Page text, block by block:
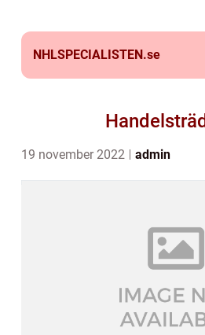
NHLSPECIALISTEN.se
19 november 2022 admin